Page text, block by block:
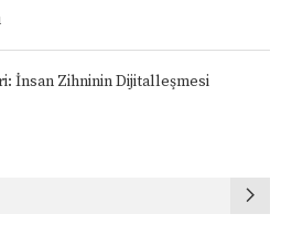
İnsan Zihninin Dijitalleşmesi